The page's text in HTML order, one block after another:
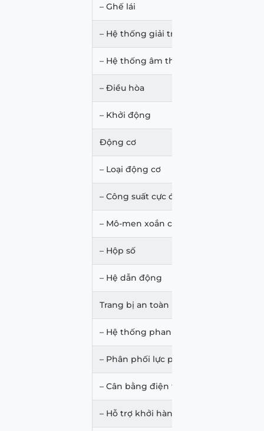
– Ghế lái
– Hệ thống giải trí
– Hệ thống âm thanh
– Điều hòa
– Khởi động
Động cơ
– Loại động cơ
– Công suất cực đại
– Mô-men xoắn cực đại
– Hộp số
– Hệ dẫn động
Trang bị an toàn
– Hệ thống phanh ABS
– Phân phối lực phanh EBD
– Cân bằng điện tử ESP
– Hỗ trợ khởi hành ngang dốc